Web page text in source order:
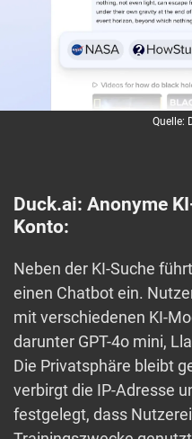
Quelle:
Duck.ai: Anonyme
Konto:
Neben der KI-Suche
einen Chatbot ein.
mit verschiedenen KI-
darunter GPT-4o mini,
Die Privatsphäre bleibt
verbirgt die IP-Adresse
festgelegt, dass